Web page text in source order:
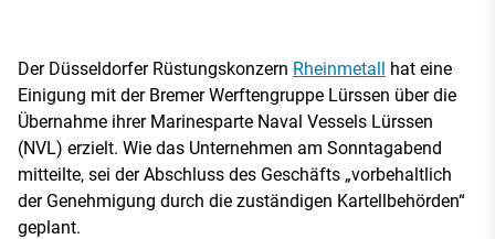
Der Düsseldorfer Rüstungskonzern Rheinmetall hat eine
Einigung mit der Bremer Werftengruppe Lürssen über die
Übernahme ihrer Marinesparte Naval Vessels Lürssen
(NVL) erzielt. Wie das Unternehmen am Sonntagabend
mitteilte, sei der Abschluss des Geschäfts „vorbehaltlich
der Genehmigung durch die zuständigen Kartellbehörden“
geplant.